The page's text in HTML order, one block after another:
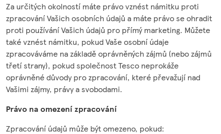
Za určitých okolností máte právo vznést námitku proti
zpracování Vašich osobních údajů a máte právo se ohradit
proti používání Vašich údajů pro přímý marketing. Můžete
také vznést námitku, pokud Vaše osobní údaje
zpracováváme na základě oprávněných zájmů (nebo zájmů
třetí strany), pokud společnost Tesco neprokáže
oprávněné důvody pro zpracování, které převažují nad
Vašimi zájmy, právy a svobodami.
Právo na omezení zpracování
Zpracování údajů může být omezeno, pokud: